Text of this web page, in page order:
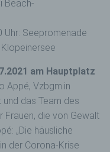
Beach-
Uhr: Seepromenade
am Hauptplatz
Appé, Vzbgm.in
und das Team des
Frauen, die von Gewalt
„Die häusliche
der Corona-Krise